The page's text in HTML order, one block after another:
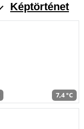
Képtörténet
7,4 °C